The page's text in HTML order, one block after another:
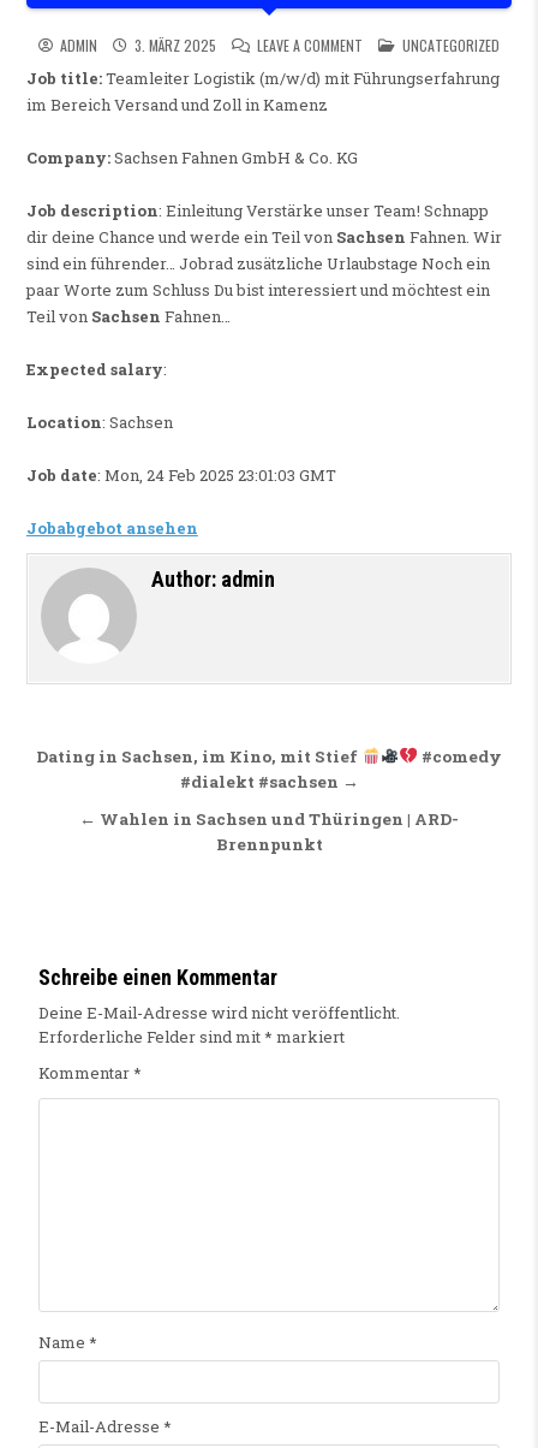
ADMIN 3. MÄRZ 2025 LEAVE A COMMENT ON TEAMLEITER LOGISTIK
POSTED IN
UNCATEGORIZED
Job title:Teamleiter Logistik (m/w/d) mit Führungserfahrung
im Bereich Versand und Zoll in Kamenz
Company:Sachsen Fahnen GmbH & Co. KG
Job description: Einleitung Verstärke unser Team! Schnapp
dir deine Chance und werde ein Teil von Sachsen Fahnen. Wir
sind ein führender… Jobrad zusätzliche Urlaubstage Noch ein
paar Worte zum Schluss Du bist interessiert und möchtest ein
Teil von Sachsen Fahnen…
Expected salary:
Location: Sachsen
Job date: Mon, 24 Feb 2025 23:01:03 GMT
Jobabgebot ansehen
Author: admin
Beitragsnavigation
Dating in Sachsen, im Kino, mit Stief
#comedy
#dialekt #sachsen →
← Wahlen in Sachsen und Thüringen | ARD-
Brennpunkt
Schreibe einen Kommentar
Deine E-Mail-Adresse wird nicht veröffentlicht.
Erforderliche Felder sind mit* markiert
Kommentar*
Name *
E-Mail-Adresse *